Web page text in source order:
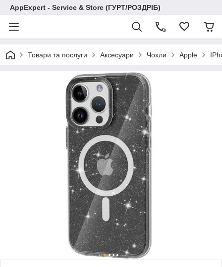
AppExpert - Service & Store (ГУРТ/РОЗДРІБ)
Товари та послуги Аксесуари Чохли Apple